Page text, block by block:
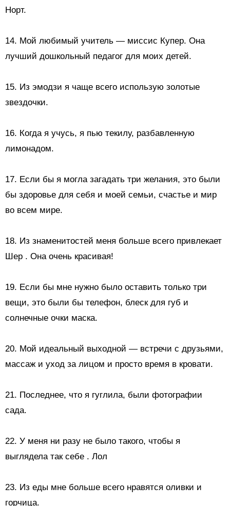
Норт.
14. Мой любимый учитель — миссис Купер. Она
лучший дошкольный педагог для моих детей.
15. Из эмодзи я чаще всего использую золотые
звездочки.
16. Когда я учусь, я пью текилу, разбавленную
лимонадом.
17. Если бы я могла загадать три желания, это были
бы здоровье для себя и моей семьи, счастье и мир
во всем мире.
18. Из знаменитостей меня больше всего привлекает
Шер . Она очень красивая!
19. Если бы мне нужно было оставить только три
вещи, это были бы телефон, блеск для губ и
солнечные очки маска.
20. Мой идеальный выходной — встречи с друзьями,
массаж и уход за лицом и просто время в кровати.
21. Последнее, что я гуглила, были фотографии
сада.
22. У меня ни разу не было такого, чтобы я
выглядела так себе . Лол
23. Из еды мне больше всего нравятся оливки и
горчица.